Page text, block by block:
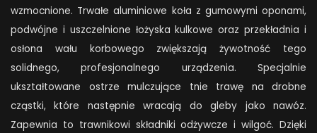
wzmocnione. Trwałe aluminiowe koła z gumowymi oponami,
podwójne i uszczelnione łożyska kulkowe oraz przekładnia i
osłona wału korbowego zwiększają żywotność tego
solidnego, profesjonalnego urządzenia. Specjalnie
ukształtowane ostrze mulczujące tnie trawę na drobne
cząstki, które następnie wracają do gleby jako nawóz.
Zapewnia to trawnikowi składniki odżywcze i wilgoć. Dzięki